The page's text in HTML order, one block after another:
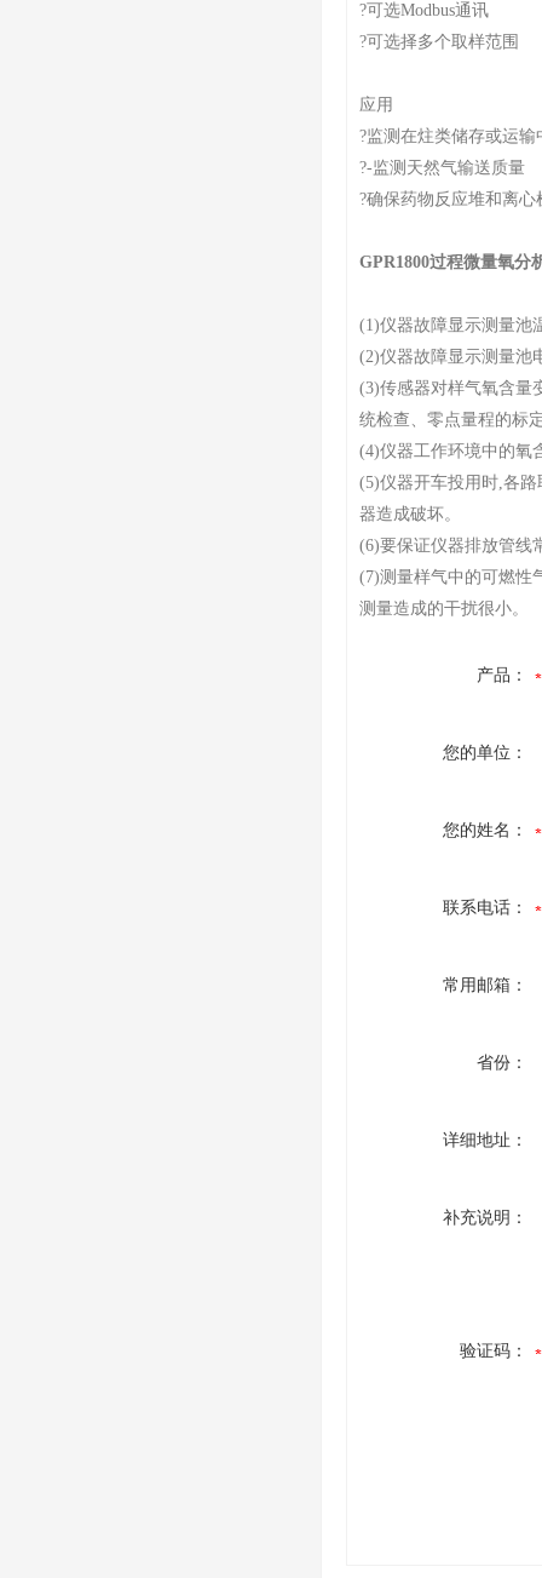
?可选Modbus通讯
?可选择多个取样范围
应用
?监测在炷类储存或运
?-监测天然气输送质量
?确保药物反应堆和离心
GPR1800过程微量氧分
(1)仪器故障显示测量池
(2)仪器故障显示测量池
(3)传感器对样气氧含量
统检查、零点量程的标
(4)仪器工作环境中的氧
(5)仪器开车投用时,各
器造成破坏。
(6)要保证仪器排放管线
(7)测量样气中的可燃性
测量造成的干扰很小。
产品：
您的单位：
您的姓名：
联系电话：
常用邮箱：
省份：
详细地址：
补充说明：
验证码：